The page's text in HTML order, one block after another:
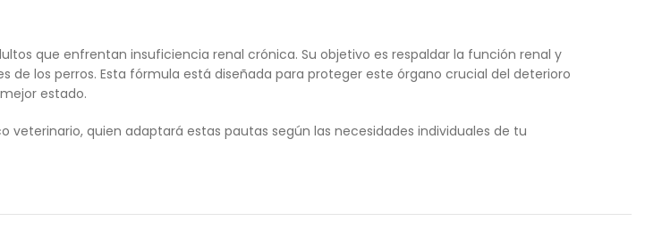
que enfrentan insuficiencia renal crónica. Su objetivo es respaldar la función renal y
los perros. Esta fórmula está diseñada para proteger este órgano crucial del deterioro
estado.
quien adaptará estas pautas según las necesidades individuales de tu